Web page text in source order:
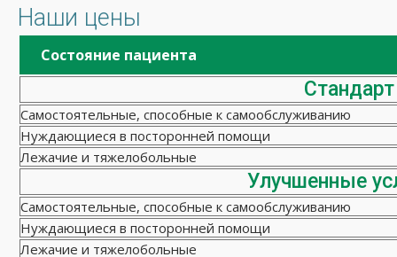
Наши цены
Состояние пациента
Стандарт
Самостоятельные, способные к самообслуживанию
Нуждающиеся в посторонней помощи
Лежачие и тяжелобольные
Улучшенные
Самостоятельные, способные к самообслуживанию
Нуждающиеся в посторонней помощи
Лежачие и тяжелобольные